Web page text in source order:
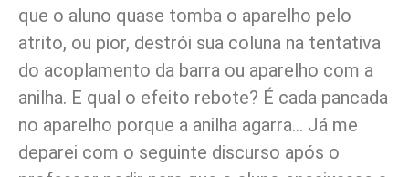
que o aluno quase tomba o aparelho pelo
atrito, ou pior, destrói sua coluna na tentativa
do acoplamento da barra ou aparelho com a
anilha. E qual o efeito rebote? É cada pancada
no aparelho porque a anilha agarra… Já me
deparei com o seguinte discurso após o